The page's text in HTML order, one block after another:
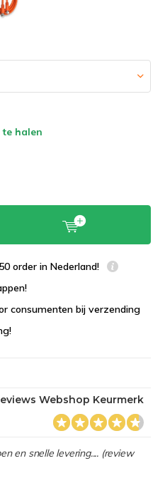
halen
order in Nederland!
consumenten bij verzending
Webshop Keurmerk
en snelle levering.... (review